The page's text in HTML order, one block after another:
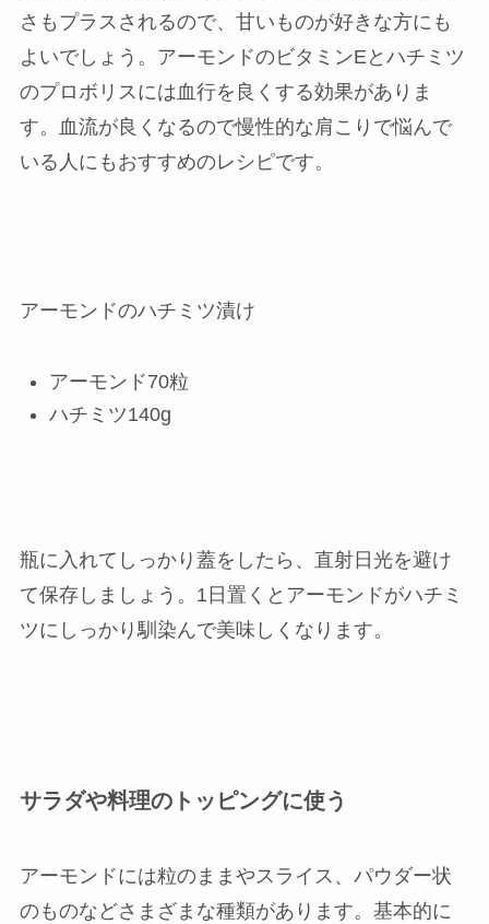
さもプラスされるので、甘いものが好きな方にも
よいでしょう。アーモンドのビタミンEとハチミツ
のプロボリスには血行を良くする効果がありま
す。血流が良くなるので慢性的な肩こりで悩んで
いる人にもおすすめのレシピです。
アーモンドのハチミツ漬け
アーモンド70粒
ハチミツ140g
瓶に入れてしっかり蓋をしたら、直射日光を避け
て保存しましょう。1日置くとアーモンドがハチミ
ツにしっかり馴染んで美味しくなります。
サラダや料理のトッピングに使う
アーモンドには粒のままやスライス、パウダー状
のものなどさまざまな種類があります。基本的に